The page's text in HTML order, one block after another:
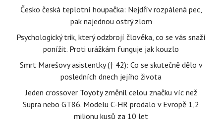
Česko česká teplotní houpačka: Nejdřív rozpálená pec,
pak najednou ostrý zlom
Psychologický trik, který odzbrojí člověka, co se vás snaží
ponížit. Proti urážkám funguje jak kouzlo
Smrt Marešovy asistentky († 42): Co se skutečně dělo v
posledních dnech jejího života
Jeden crossover Toyoty změnil celou značku víc než
Supra nebo GT86. Modelu C-HR prodalo v Evropě 1,2
milionu kusů za 10 let